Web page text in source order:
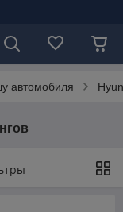
автомобиля